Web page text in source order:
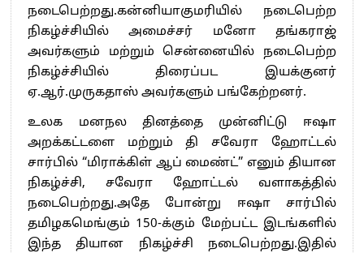
நடைபெற்றது.கன்னியாகுமரியில் நடைபெற்ற
நிகழ்ச்சியில் அமைச்சர் மனோ தங்கராஜ்
அவர்களும் மற்றும் சென்னையில் நடைபெற்ற
நிகழ்ச்சியில் திரைப்பட இயக்குனர்
ஏ.ஆர்.முருகதாஸ் அவர்களும் பங்கேற்றனர்.
உலக மனநல தினத்தை முன்னிட்டு ஈஷா
அறக்கட்டளை மற்றும் தி சவேரா ஹோட்டல்
சார்பில் “மிராக்கிள் ஆப் மைண்ட்” எனும் தியான
நிகழ்ச்சி, சவேரா ஹோட்டல் வளாகத்தில்
நடைபெற்றது.அதே போன்று ஈஷா சார்பில்
தமிழகமெங்கும் 150-க்கும் மேற்பட்ட இடங்களில்
இந்த தியான நிகழ்ச்சி நடைபெற்றது.இதில்